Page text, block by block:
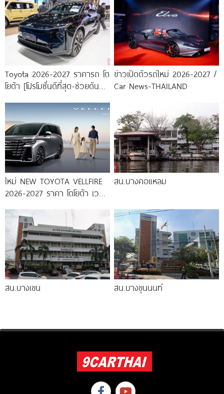
Toyota 2026-2027 ราคารถ โต
โยต้า [โปรโมชั่นดีที่สุด-ช่วยดันทุก
ข่าวเปิดตัวรถใหม่ 2026-2027 /
Car News-THAILAND
ใหม่ NEW TOYOTA VELLFIRE
2026-2027 ราคา โตโยต้า เวล
สน.บางคอแหลม
สน.บางเขน สน.บางขุนนนท์